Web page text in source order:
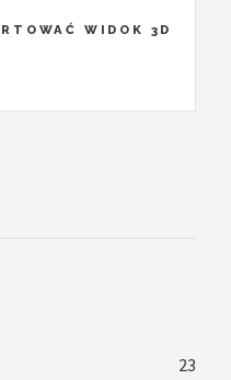
WIDOK 3D
23